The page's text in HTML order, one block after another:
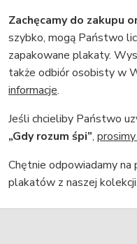
Zachęcamy do zakupu
szybko, mogą Państwo
zapakowane plakaty.
także odbiór osobisty w
informacje.
Jeśli chcieliby Państwo
„Gdy rozum śpi”,
Chętnie odpowiadamy
plakatów z naszej kolekcji.